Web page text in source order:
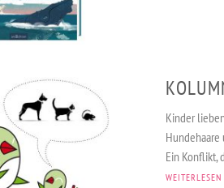
Kinder
Ein Konflikt,
WEITERLESEN